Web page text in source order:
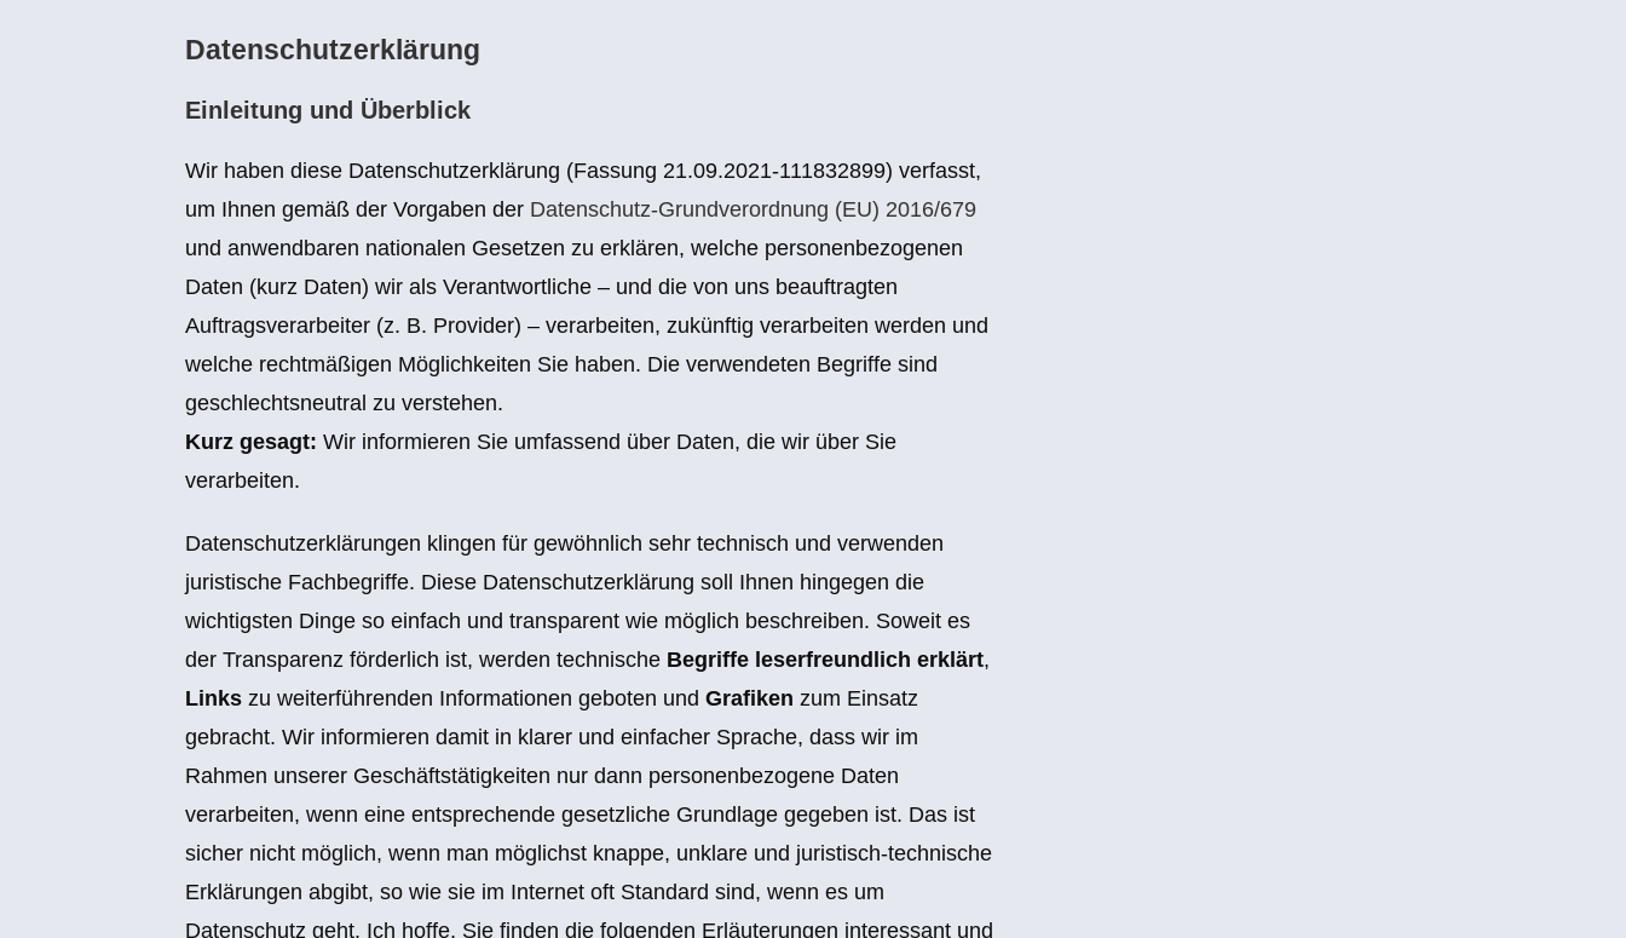
Datenschutzerklärung
Einleitung und Überblick
Wir haben diese Datenschutzerklärung (Fassung 21.09.2021-111832899) verfasst,
um Ihnen gemäß der Vorgaben der Datenschutz-Grundverordnung (EU) 2016/679
und anwendbaren nationalen Gesetzen zu erklären, welche personenbezogenen
Daten (kurz Daten) wir als Verantwortliche – und die von uns beauftragten
Auftragsverarbeiter (z. B. Provider) – verarbeiten, zukünftig verarbeiten werden und
welche rechtmäßigen Möglichkeiten Sie haben. Die verwendeten Begriffe sind
geschlechtsneutral zu verstehen.
Kurz gesagt: Wir informieren Sie umfassend über Daten, die wir über Sie
verarbeiten.
Datenschutzerklärungen klingen für gewöhnlich sehr technisch und verwenden
juristische Fachbegriffe. Diese Datenschutzerklärung soll Ihnen hingegen die
wichtigsten Dinge so einfach und transparent wie möglich beschreiben. Soweit es
der Transparenz förderlich ist, werden technische Begriffe leserfreundlich erklärt,
Links zu weiterführenden Informationen geboten undGrafiken zum Einsatz
gebracht. Wir informieren damit in klarer und einfacher Sprache, dass wir im
Rahmen unserer Geschäftstätigkeiten nur dann personenbezogene Daten
verarbeiten, wenn eine entsprechende gesetzliche Grundlage gegeben ist. Das ist
sicher nicht möglich, wenn man möglichst knappe, unklare und juristisch-technische
Erklärungen abgibt, so wie sie im Internet oft Standard sind, wenn es um
Datenschutz geht. Ich hoffe, Sie finden die folgenden Erläuterungen interessant und